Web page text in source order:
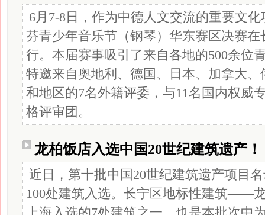
6月7-8日，作为中德人文交流的重要文
芬青少年音乐节（钢琴）华东赛区决赛
行。本届赛事吸引了来自各地的500余位
特邀来自奥地利、德国、日本、加拿大
和地区的7名外籍评委，与11名国内权威
格评审团。
龙柏饭店入选中国20世纪建筑遗产！
近日，第十批中国20世纪建筑遗产项目
100处建筑入选。长宁区地标性建筑——